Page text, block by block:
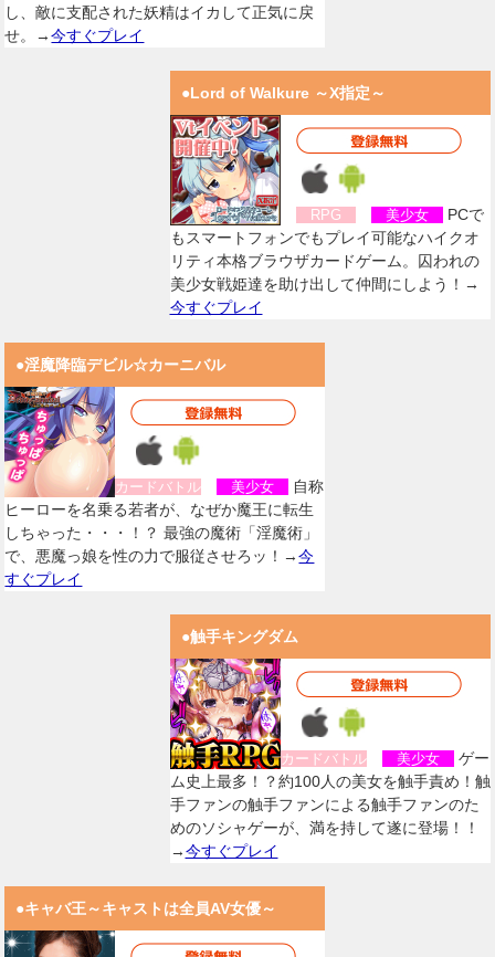
し、敵に支配された妖精はイカして正気に戻
せ。→今すぐプレイ
●Lord of Walkure ～X指定～
RPG 美少女
PCで
もスマートフォンでもプレイ可能なハイクオ
リティ本格ブラウザカードゲーム。囚われの
美少女戦姫達を助け出して仲間にしよう！→
今すぐプレイ
●淫魔降臨デビル☆カーニバル
カードバトル 美少女
自称
ヒーローを名乗る若者が、なぜか魔王に転生
しちゃった・・・！？ 最強の魔術「淫魔術」
で、悪魔っ娘を性の力で服従させろッ！→今
すぐプレイ
●触手キングダム
カードバトル 美少女
ゲー
ム史上最多！？約100人の美女を触手責め！触
手ファンの触手ファンによる触手ファンのた
めのソシャゲーが、満を持して遂に登場！！
→今すぐプレイ
●キャバ王～キャストは全員AV女優～